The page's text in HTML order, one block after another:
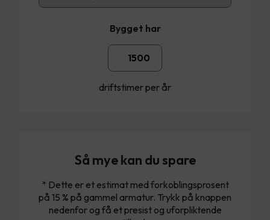
Bygget har
driftstimer per år
Så mye kan du spare
* Dette er et estimat med forkoblingsprosent
på 15 % på gammel armatur. Trykk på knappen
nedenfor og få et presist og uforpliktende